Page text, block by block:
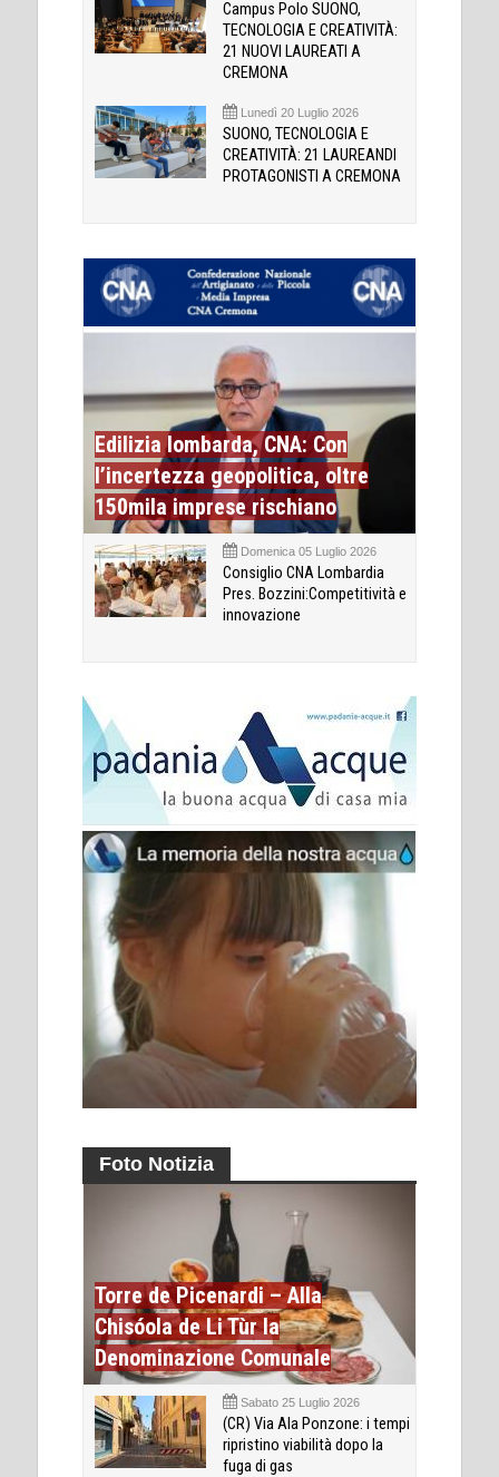
Campus Polo SUONO,
TECNOLOGIA E CREATIVITÀ:
21 NUOVI LAUREATI A
CREMONA
Lunedì 20 Luglio 2026
SUONO, TECNOLOGIA E
CREATIVITÀ: 21 LAUREANDI
PROTAGONISTI A CREMONA
Edilizia lombarda, CNA: Con
l’incertezza geopolitica, oltre
150mila imprese rischiano
Domenica 05 Luglio 2026
Consiglio CNA Lombardia
Pres. Bozzini:Competitività e
innovazione
Foto Notizia
Torre de Picenardi – Alla
Chisóola de Li Tùr la
Denominazione Comunale
Sabato 25 Luglio 2026
(CR) Via Ala Ponzone: i tempi
ripristino viabilità dopo la
fuga di gas